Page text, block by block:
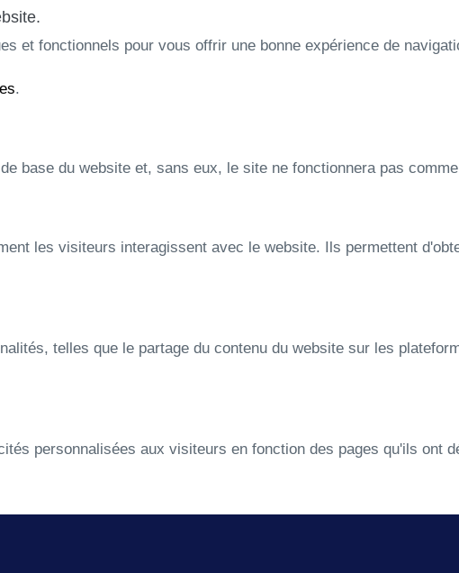
et fonctionnels pour vous offrir une bonne expérience de
.
base du website et, sans eux, le site ne fonctionnera pas
les visiteurs interagissent avec le website. Ils permettent
telles que le partage du contenu du website sur les
personnalisées aux visiteurs en fonction des pages qu'ils ont